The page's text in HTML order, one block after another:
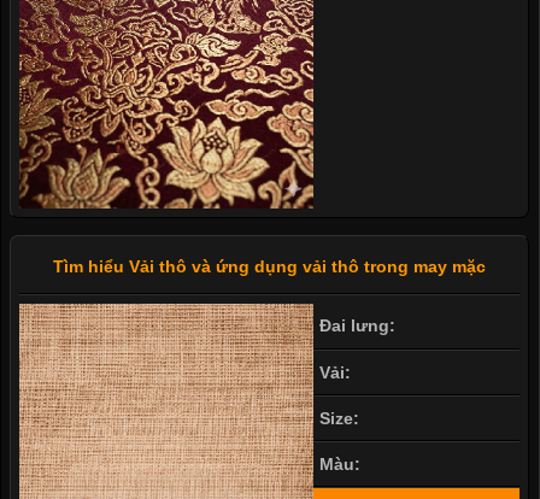
Tìm hiểu Vải thô và ứng dụng vải thô trong may mặc
Đai lưng:
Vải:
Size:
Màu: